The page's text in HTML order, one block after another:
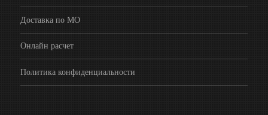
Доставка по МО
Онлайн расчет
Политика конфиденциальности